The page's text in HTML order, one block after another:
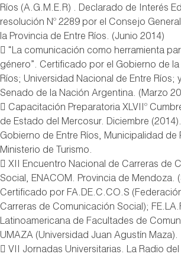
Ríos (A.G.M.E.R) . Declarado de Interés
resolución Nº 2289 por el Consejo
la Provincia de Entre Ríos. (Junio 2014)
 “La comunicación como herramienta
género”. Certificado por el Gobierno de
Ríos; Universidad Nacional de Entre Ríos;
Senado de la Nación Argentina. (Marzo
 Capacitación Preparatoria XLVIIº
de Estado del Mercosur. Diciembre
Gobierno de Entre Ríos, Municipalidad de
Ministerio de Turismo.
 XII Encuentro Nacional de Carreras de
Social, ENACOM. Provincia de Mendoza.
Certificado por FA.DE.C.CO.S
Carreras de Comunicación Social);
Latinoamericana de Facultades de
UMAZA (Universidad Juan Agustín Maza).
 VII Jornadas Universitarias. La Radio